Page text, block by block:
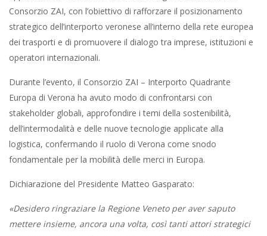
lavorano in sinergia. Il Consorzio ZAI è orgoglioso di far parte
di questo sistema che guarda lontano, con concretezza e
visione».
4 giugno 1859. Lo schiaffo della
Battaglia di Magenta.
4 Giugno 2025 Angelo Paratico Attualità